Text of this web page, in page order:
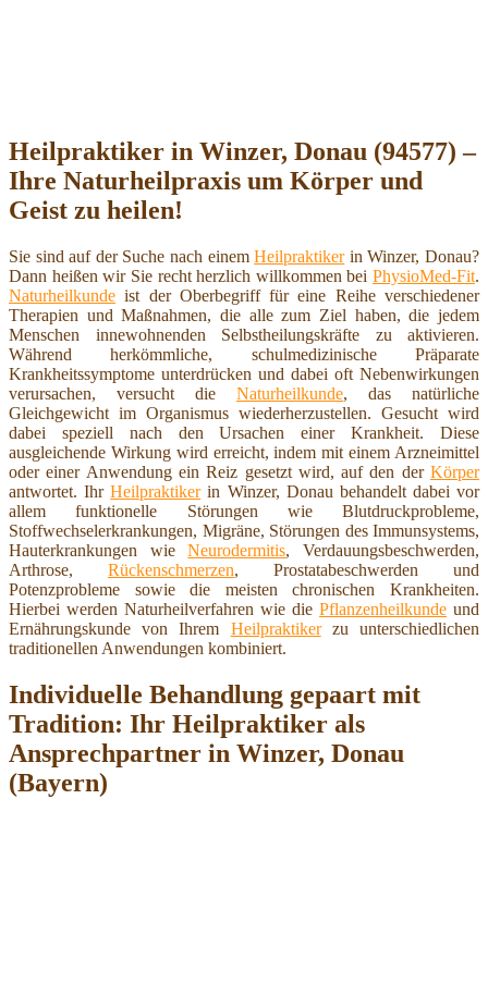
Heilpraktiker in Winzer, Donau (94577) –
Ihre Naturheilpraxis um Körper und
Geist zu heilen!
Sie sind auf der Suche nach einemHeilpraktikerin Winzer, Donau?
Dann heißen wir Sie recht herzlich willkommen bei PhysioMed-Fit.
Naturheilkunde ist der Oberbegriff für eine Reihe verschiedener
Therapien und Maßnahmen, die alle zum Ziel haben, die jedem
Menschen innewohnenden Selbstheilungskräfte zu aktivieren.
Während herkömmliche, schulmedizinische Präparate
Krankheitssymptome unterdrücken und dabei oft Nebenwirkungen
verursachen, versucht die Naturheilkunde, das natürliche
Gleichgewicht im Organismus wiederherzustellen. Gesucht wird
dabei speziell nach den Ursachen einer Krankheit. Diese
ausgleichende Wirkung wird erreicht, indem mit einem Arzneimittel
oder einer Anwendung ein Reiz gesetzt wird, auf den der Körper
antwortet. IhrHeilpraktikerin Winzer, Donau behandelt dabei vor
allem funktionelle Störungen wie Blutdruckprobleme,
Stoffwechselerkrankungen, Migräne, Störungen des Immunsystems,
Hauterkrankungen wieNeurodermitis, Verdauungsbeschwerden,
Arthrose, Rückenschmerzen, Prostatabeschwerden und
Potenzprobleme sowie die meisten chronischen Krankheiten.
Hierbei werden Naturheilverfahren wie die Pflanzenheilkunde und
Ernährungskunde von Ihrem Heilpraktikerzu unterschiedlichen
traditionellen Anwendungen kombiniert.
Individuelle Behandlung gepaart mit
Tradition: Ihr Heilpraktiker als
Ansprechpartner in Winzer, Donau
(Bayern)